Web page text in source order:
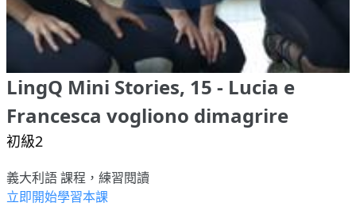
LingQ Mini Stories, 15 - Lucia e
Francesca vogliono dimagrire
初級2
義大利語 課程，練習閱讀
立即開始學習本課